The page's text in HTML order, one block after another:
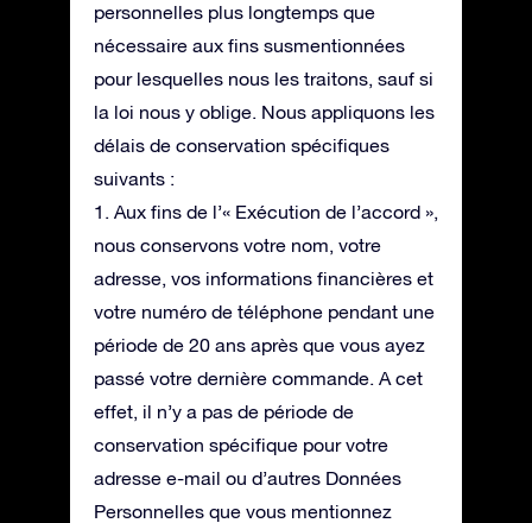
personnelles plus longtemps que
nécessaire aux fins susmentionnées
pour lesquelles nous les traitons, sauf si
la loi nous y oblige. Nous appliquons les
délais de conservation spécifiques
suivants :
1. Aux fins de l’« Exécution de l’accord »,
nous conservons votre nom, votre
adresse, vos informations financières et
votre numéro de téléphone pendant une
période de 20 ans après que vous ayez
passé votre dernière commande. A cet
effet, il n’y a pas de période de
conservation spécifique pour votre
adresse e-mail ou d’autres Données
Personnelles que vous mentionnez